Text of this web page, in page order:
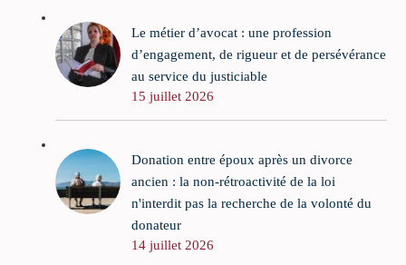
Le métier d’avocat : une profession
d’engagement, de rigueur et de persévérance
au service du justiciable
15 juillet 2026
Donation entre époux après un divorce
ancien : la non-rétroactivité de la loi
n'interdit pas la recherche de la volonté du
donateur
14 juillet 2026